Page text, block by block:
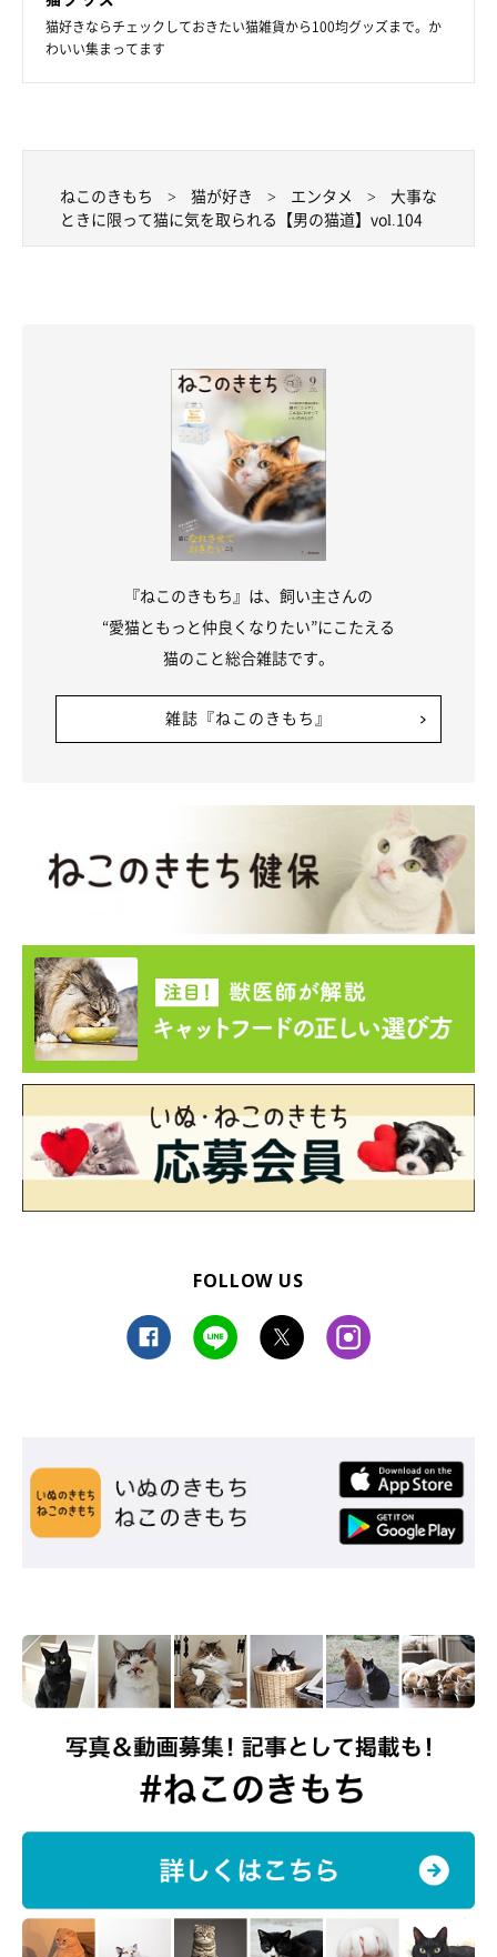
猫好きならチェックしておきたい猫雑貨から100均グッズまで。か
わいい集まってます
ねこのきもち 猫が好き エンタメ
大事な
ときに限って猫に気を取られる【男の猫道】vol.104
『ねこのきもち』は、飼い主さんの
“愛猫ともっと仲良くなりたい”にこたえる
猫のこと総合雑誌です。
雑誌『ねこのきもち』
FOLLOW US